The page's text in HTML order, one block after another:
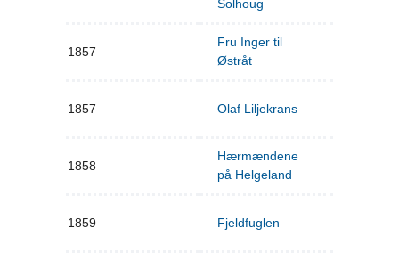
Solhoug
1857
Fru Inger til
Østråt
1857 Olaf Liljekrans
1858
Hærmændene
på Helgeland
1859 Fjeldfuglen